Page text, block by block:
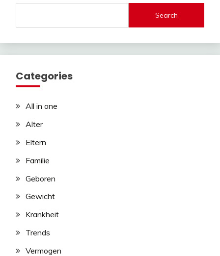
Search
Categories
All in one
Alter
Eltern
Familie
Geboren
Gewicht
Krankheit
Trends
Vermogen